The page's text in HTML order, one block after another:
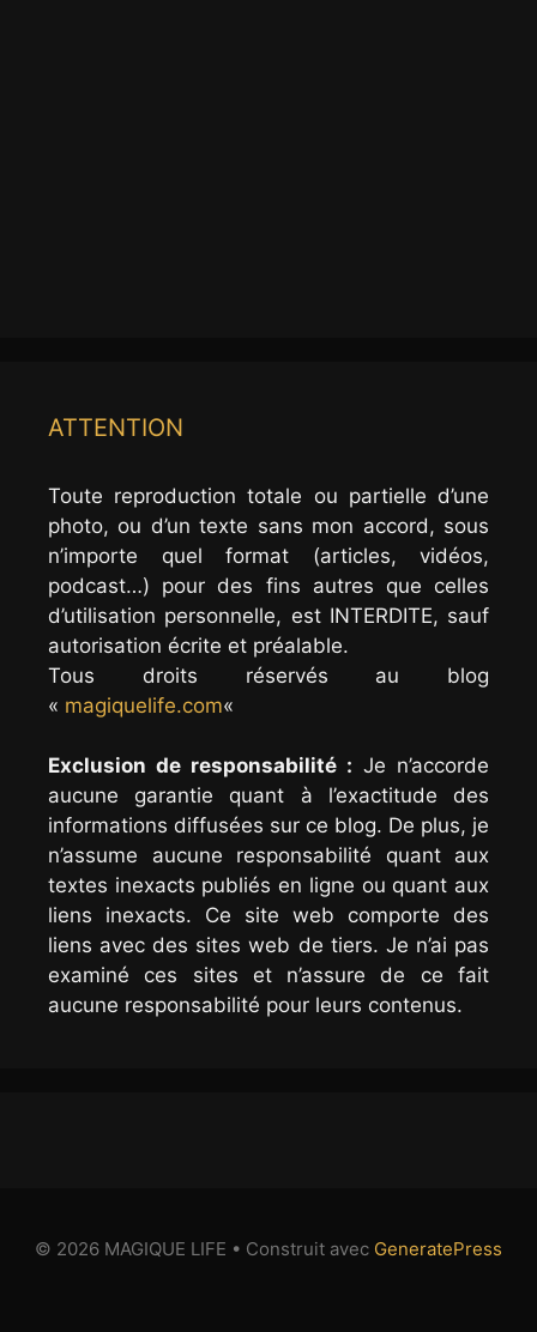
ATTENTION
Toute reproduction totale ou partielle d’une
photo, ou d’un texte sans mon accord, sous
n’importe quel format (articles, vidéos,
podcast…) pour des fins autres que celles
d’utilisation personnelle, est INTERDITE, sauf
autorisation écrite et préalable.
Tous droits réservés au blog
« magiquelife.com«
Exclusion de responsabilité : Je n’accorde
aucune garantie quant à l’exactitude des
informations diffusées sur ce blog. De plus, je
n’assume aucune responsabilité quant aux
textes inexacts publiés en ligne ou quant aux
liens inexacts. Ce site web comporte des
liens avec des sites web de tiers. Je n’ai pas
examiné ces sites et n’assure de ce fait
aucune responsabilité pour leurs contenus.
© 2026 MAGIQUE LIFE • Construit avec GeneratePress